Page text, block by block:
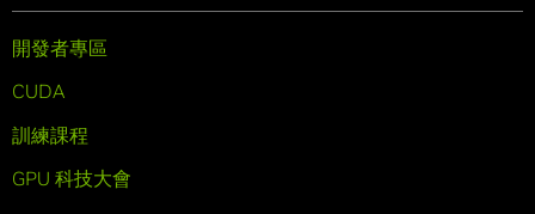
開發者專區
CUDA
訓練課程
GPU 科技大會